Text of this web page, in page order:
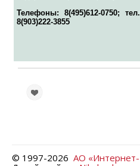
Телефоны: 8(495)612-0750;
8(903)222-3855
© 1997-2026 АО